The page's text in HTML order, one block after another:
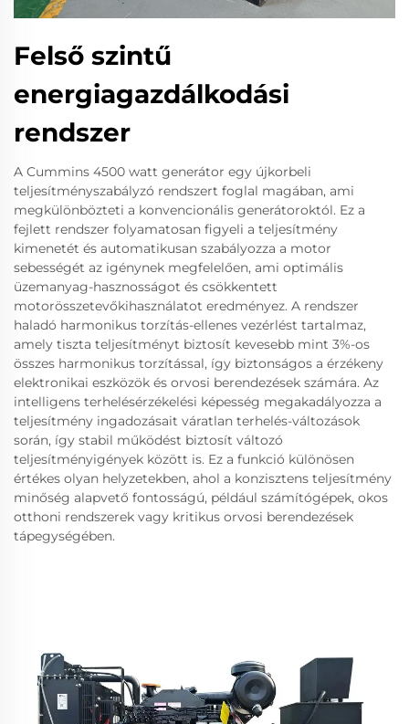
Felső szintű
energiagazdálkodási
rendszer
A Cummins 4500 watt generátor egy újkorbeli
teljesítményszabályzó rendszert foglal magában, ami
megkülönbözteti a konvencionális generátoroktól. Ez a
fejlett rendszer folyamatosan figyeli a teljesítmény
kimenetét és automatikusan szabályozza a motor
sebességét az igénynek megfelelően, ami optimális
üzemanyag-hasznosságot és csökkentett
motorösszetevőkihasználatot eredményez. A rendszer
haladó harmonikus torzítás-ellenes vezérlést tartalmaz,
amely tiszta teljesítményt biztosít kevesebb mint 3%-os
összes harmonikus torzítással, így biztonságos a érzékeny
elektronikai eszközök és orvosi berendezések számára. Az
intelligens terhelésérzékelési képesség megakadályozza a
teljesítmény ingadozásait váratlan terhelés-változások
során, így stabil működést biztosít változó
teljesítményigények között is. Ez a funkció különösen
értékes olyan helyzetekben, ahol a konzisztens teljesítmény
minőség alapvető fontosságú, például számítógépek, okos
otthoni rendszerek vagy kritikus orvosi berendezések
tápegységében.